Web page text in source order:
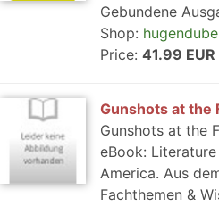
Gebundene
Shop:
Price: 41.99 EUR
Gunshots at the
Gunshots at the
eBook:
America. Aus
Fachthemen &